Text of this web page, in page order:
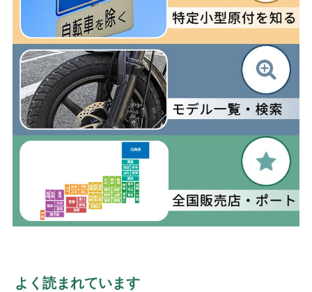
よく読まれています